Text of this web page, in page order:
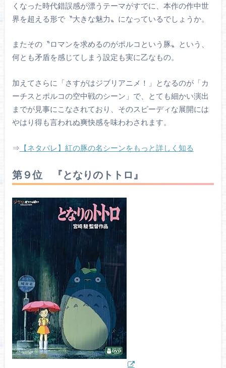
くなった時代錯誤感が漂うテーマがすでに、本作の作中世
界を超える形で〝大きな魅力〟になっているでしょうか。
またその〝ロマンを求めるのがポルコという豚〟という、
何とも矛盾を感じてしまう設定も実に乙なもの。
加えてさらに「さすがはジブリアニメ！」となるのが「カ
ーチスとポルコの空中戦のシーン」で、とても細かい演出
までが見事にこなされており、そのスピーディな展開には
やはり得も言われぬ爽快感を味わわされます。
⇒ 【ネタバレ】紅の豚の名シーンをもっと詳しく知る
第９位 『となりのトトロ』